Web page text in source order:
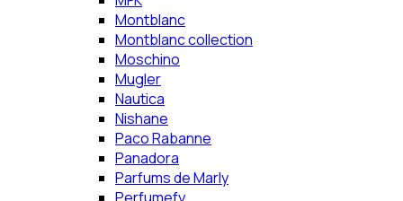
Montblanc
Montblanc collection
Moschino
Mugler
Nautica
Nishane
Paco Rabanne
Panadora
Parfums de Marly